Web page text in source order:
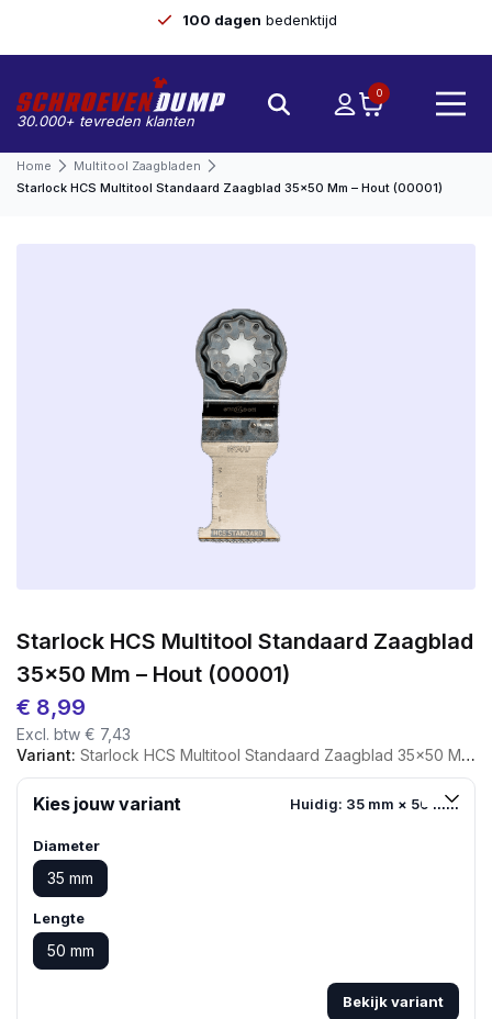
100 dagen bedenktijd
30.000+ tevreden klanten
0
Home
Multitool Zaagbladen
Starlock HCS Multitool Standaard Zaagblad 35×50 Mm – Hout (00001)
Starlock HCS Multitool Standaard Zaagblad
35×50 Mm – Hout (00001)
€ 8,99
Excl. btw € 7,43
Variant: Starlock HCS Multitool Standaard Zaagblad 35×50 Mm – Hout (00001)
Kies jouw variant Huidig: 35 mm × 50 mm
Diameter
35 mm
Lengte
50 mm
Bekijk variant